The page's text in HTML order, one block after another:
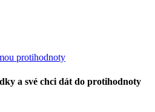
protihodnoty
a své chci dát do protihodnoty